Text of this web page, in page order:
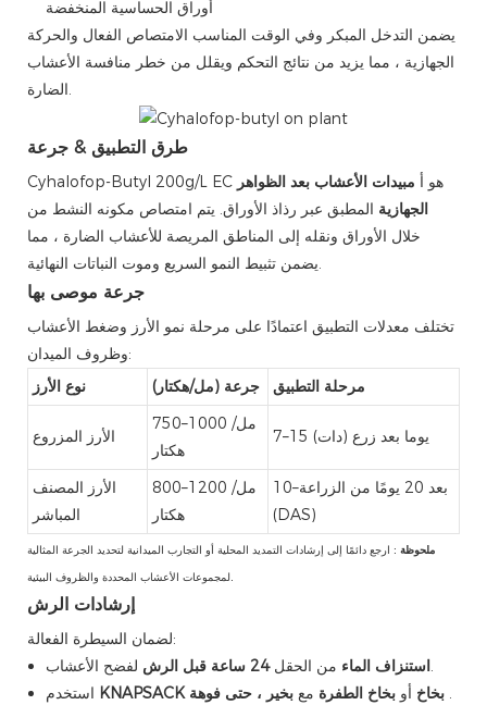
أوراق الحساسية المنخفضة
يضمن التدخل المبكر وفي الوقت المناسب الامتصاص الفعال والحركة
الجهازية ، مما يزيد من نتائج التحكم ويقلل من خطر منافسة الأعشاب
الضارة.
طرق التطبيق & جرعة
Cyhalofop-Butyl 200g/L EC هو أ مبيدات الأعشاب بعد الظواهر
الجهازية المطبق عبر رذاذ الأوراق. يتم امتصاص مكونه النشط من
خلال الأوراق ونقله إلى المناطق المريصة للأعشاب الضارة ، مما
يضمن تثبيط النمو السريع وموت النباتات النهائية.
جرعة موصى بها
تختلف معدلات التطبيق اعتمادًا على مرحلة نمو الأرز وضغط الأعشاب
وظروف الميدان:
نوع الأرز
جرعة (مل/هكتار) مرحلة التطبيق
الأرز المزروع
750–1000 مل/
هكتار
7–15 يوما بعد زرع (دات)
الأرز المصنف
المباشر
800–1200 مل/
هكتار
10–بعد 20 يومًا من الزراعة
(DAS)
ملحوظة : ارجع دائمًا إلى إرشادات التمديد المحلية أو التجارب الميدانية لتحديد الجرعة المثالية
لمجموعات الأعشاب المحددة والظروف البيئية.
إرشادات الرش
لضمان السيطرة الفعالة:
استنزاف الماء من الحقل24 ساعة قبل الرش
لفضح الأعشاب.
KNAPSACK بخاخ أوبخاخ الطفرة مع بخير ، حتى فوهة .